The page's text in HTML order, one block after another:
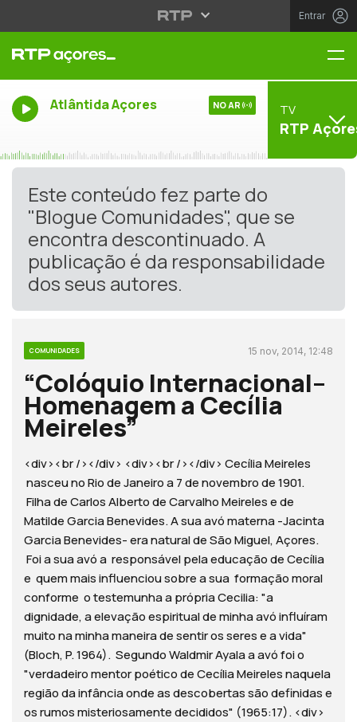
Entrar
Atlântida Açores NO AR TV
RTP
Este conteúdo fez parte do
"Blogue Comunidades", que se
encontra descontinuado. A
publicação é da responsabilidade
dos seus autores.
COMUNIDADES 15 nov, 2014, 12:48
“Colóquio Internacional–
Homenagem a Cecília
Meireles”
<div><br /></div> <div><br /></div> Cecília Meireles
nasceu no Rio de Janeiro a 7 de novembro de 1901.
Filha de Carlos Alberto de Carvalho Meireles e de
Matilde Garcia Benevides. A sua avó materna -Jacinta
Garcia Benevides- era natural de São Miguel, Açores.
Foi a sua avó a responsável pela educação de Cecília
e quem mais influenciou sobre a sua formação moral
conforme o testemunha a própria Cecilia: "a
dignidade, a elevação espiritual de minha avó influíram
muito na minha maneira de sentir os seres e a vida"
(Bloch, P. 1964). Segundo Waldmir Ayala a avó foi o
"verdadeiro mentor poético de Cecília Meireles naquela
região da infância onde as descobertas são definidas e
os rumos misteriosamente decididos" (1965:17). <div>